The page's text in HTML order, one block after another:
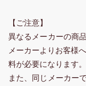
【ご注意】
異なるメーカーの商
メーカーよりお客様
料が必要になります。
また、同じメーカー